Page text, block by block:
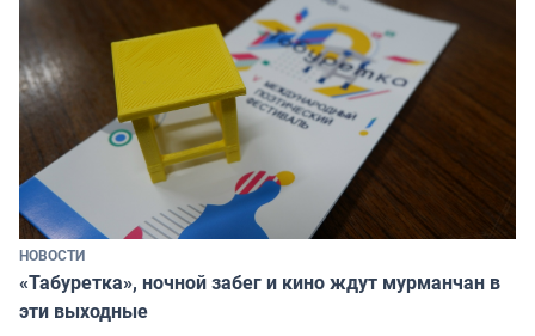
НОВОСТИ
«Табуретка», ночной забег и кино ждут мурманчан в
эти выходные